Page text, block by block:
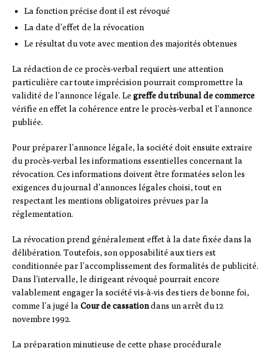
La fonction précise dont il est révoqué
La date d’effet de la révocation
Le résultat du vote avec mention des majorités obtenues
La rédaction de ce procès-verbal requiert une attention
particulière car toute imprécision pourrait compromettre la
validité de l’annonce légale. Le greffe du tribunal de commerce
vérifie en effet la cohérence entre le procès-verbal et l’annonce
publiée.
Pour préparer l’annonce légale, la société doit ensuite extraire
du procès-verbal les informations essentielles concernant la
révocation. Ces informations doivent être formatées selon les
exigences du journal d’annonces légales choisi, tout en
respectant les mentions obligatoires prévues par la
réglementation.
La révocation prend généralement effet à la date fixée dans la
délibération. Toutefois, son opposabilité aux tiers est
conditionnée par l’accomplissement des formalités de publicité.
Dans l’intervalle, le dirigeant révoqué pourrait encore
valablement engager la société vis-à-vis des tiers de bonne foi,
comme l’a jugé la Cour de cassationdans un arrêt du 12
novembre 1992.
La préparation minutieuse de cette phase procédurale